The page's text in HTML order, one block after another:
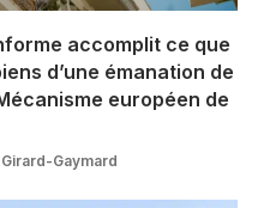
accomplit ce que
d’une émanation de
européen de
Gaymard